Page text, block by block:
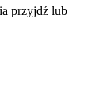
przyjdź lub